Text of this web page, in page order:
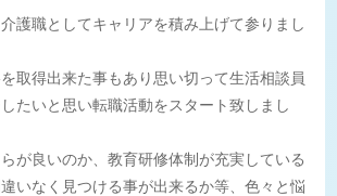
護職としてキャリアを積み上げて参りまし
取得出来た事もあり思い切って生活相談員
たいと思い転職活動をスタート致しまし
が良いのか、教育研修体制が充実している
いなく見つける事が出来るか等、色々と悩